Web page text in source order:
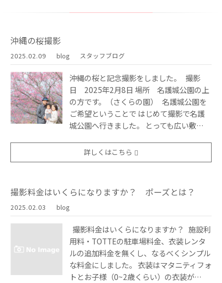
沖縄の桜撮影
2025.02.09 blog スタッフブログ
沖縄の桜と記念撮影をしました。 撮影
日 2025年2月8日 場所 名護城公園の上
の方です。（さくらの園） 名護城公園を
ご希望ということで はじめて撮影で名護
城公園へ行きました。 とっても広い敷…
詳しくはこちら
撮影料金はいくらになりますか？ ポーズとは？
2025.02.03 blog
撮影料金はいくらになりますか？ 施設利
用料・TOTTEの駐車場料金、衣装レンタ
ルの追加料金を無くし、なるべくシンプル
な料金にしました。 衣装はマタニティフォ
トとお子様（0~2歳くらい）の衣装が…